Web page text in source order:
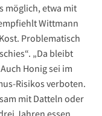
möglich, etwa mit
Wittmann
Problematisch
„Da bleibt
Honig sei im
Risikos verboten.
mit Datteln oder